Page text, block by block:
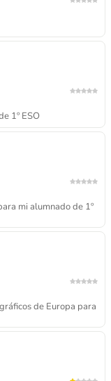
1º ESO
mi alumnado de 1º
de Europa para